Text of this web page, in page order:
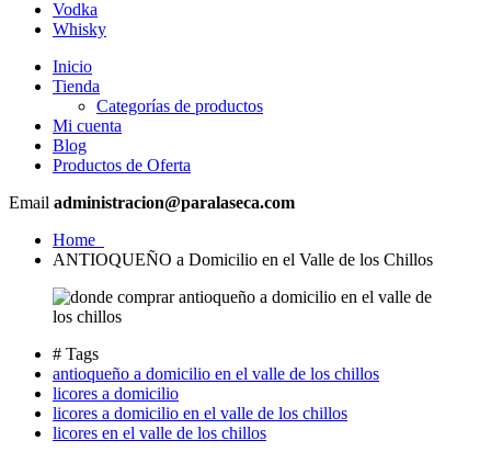
Vodka
Whisky
Inicio
Tienda
Categorías de productos
Mi cuenta
Blog
Productos de Oferta
Email administracion@paralaseca.com
Home
ANTIOQUEÑO a Domicilio en el Valle de los Chillos
# Tags
antioqueño a domicilio en el valle de los chillos
licores a domicilio
licores a domicilio en el valle de los chillos
licores en el valle de los chillos